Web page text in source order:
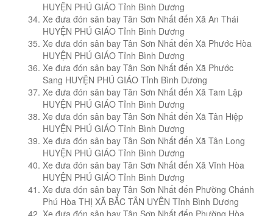
HUYỆN PHÚ GIÁO Tỉnh Bình Dương
Xe đưa đón sân bay Tân Sơn Nhất đến Xã An Thái
HUYỆN PHÚ GIÁO Tỉnh Bình Dương
Xe đưa đón sân bay Tân Sơn Nhất đến Xã Phước Hòa
HUYỆN PHÚ GIÁO Tỉnh Bình Dương
Xe đưa đón sân bay Tân Sơn Nhất đến Xã Phước
Sang HUYỆN PHÚ GIÁO Tỉnh Bình Dương
Xe đưa đón sân bay Tân Sơn Nhất đến Xã Tam Lập
HUYỆN PHÚ GIÁO Tỉnh Bình Dương
Xe đưa đón sân bay Tân Sơn Nhất đến Xã Tân Hiệp
HUYỆN PHÚ GIÁO Tỉnh Bình Dương
Xe đưa đón sân bay Tân Sơn Nhất đến Xã Tân Long
HUYỆN PHÚ GIÁO Tỉnh Bình Dương
Xe đưa đón sân bay Tân Sơn Nhất đến Xã Vĩnh Hòa
HUYỆN PHÚ GIÁO Tỉnh Bình Dương
Xe đưa đón sân bay Tân Sơn Nhất đến Phường Chánh
Phú Hòa THỊ XÃ BẮC TÂN UYÊN Tỉnh Bình Dương
Xe đưa đón sân bay Tân Sơn Nhất đến Phường Hòa